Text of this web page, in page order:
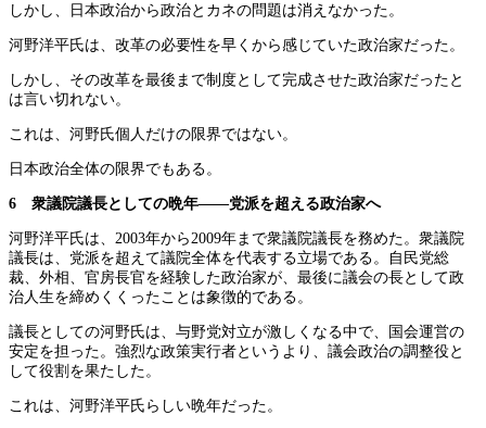
しかし、日本政治から政治とカネの問題は消えなかった。
河野洋平氏は、改革の必要性を早くから感じていた政治家だった。
しかし、その改革を最後まで制度として完成させた政治家だったと
は言い切れない。
これは、河野氏個人だけの限界ではない。
日本政治全体の限界でもある。
6 衆議院議長としての晩年――党派を超える政治家へ
河野洋平氏は、2003年から2009年まで衆議院議長を務めた。衆議院
議長は、党派を超えて議院全体を代表する立場である。自民党総
裁、外相、官房長官を経験した政治家が、最後に議会の長として政
治人生を締めくくったことは象徴的である。
議長としての河野氏は、与野党対立が激しくなる中で、国会運営の
安定を担った。強烈な政策実行者というより、議会政治の調整役と
して役割を果たした。
これは、河野洋平氏らしい晩年だった。